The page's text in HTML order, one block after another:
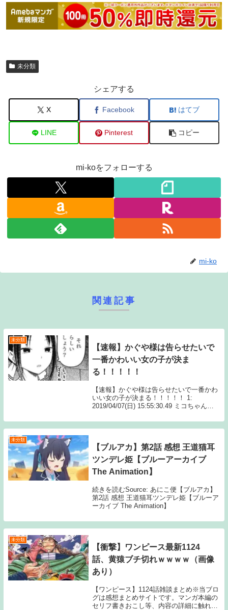
未分類
シェアする
X Facebook はてブ
LINE Pinterest コピー
mi-koをフォローする
mi-ko
関連記事
未分類
【速報】かぐや様は告らせたいで
一番かわいい女の子が決ま
る！！！！！
【速報】かぐや様は告らせたいで一番かわ
いい女の子が決まる！！！！！ 1:
2019/04/07(日) 15:55:30.49 ミコちゃん続
様は告らせたいで一番かわいい女の子が決
まる！！！！！
未分類
【ブルアカ】第2話 感想 王道猫耳
ツンデレ姫【ブルーアーカイブ
The Animation】
続きを読むSource: あにこ便【ブルアカ】
第2話 感想 王道猫耳ツンデレ姫【ブルーア
ーカイブ The Animation】
未分類
【衝撃】ワンピース最新1124
話、黄猿ブチ切れｗｗｗｗ（画像
あり）
【ワンピース】1124話雑談まとめ※当ブロ
グは感想まとめサイトです。マンガ本編の
セリフ書きおこし等、内容の詳細に触れる